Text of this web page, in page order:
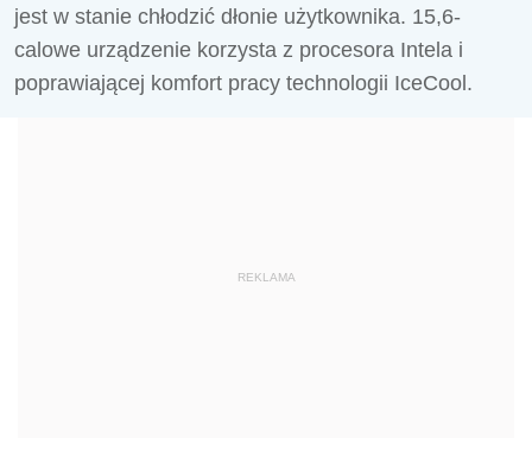
jest w stanie chłodzić dłonie użytkownika. 15,6-
calowe urządzenie korzysta z procesora Intela i
poprawiającej komfort pracy technologii IceCool.
REKLAMA